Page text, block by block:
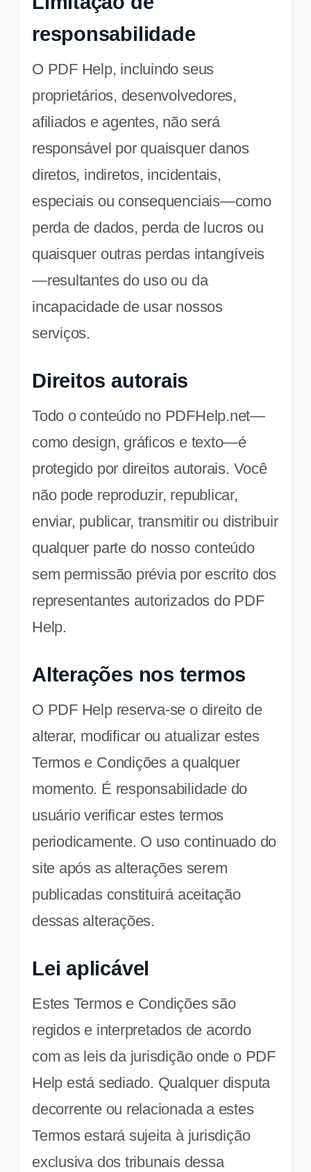
responsabilidade
O PDF Help, incluindo seus
proprietários, desenvolvedores,
afiliados e agentes, não será
responsável por quaisquer danos
diretos, indiretos, incidentais,
especiais ou consequenciais—como
perda de dados, perda de lucros ou
quaisquer outras perdas intangíveis
—resultantes do uso ou da
incapacidade de usar nossos
serviços.
Direitos autorais
Todo o conteúdo no PDFHelp.net—
como design, gráficos e texto—é
protegido por direitos autorais. Você
não pode reproduzir, republicar,
enviar, publicar, transmitir ou distribuir
qualquer parte do nosso conteúdo
sem permissão prévia por escrito dos
representantes autorizados do PDF
Help.
Alterações nos termos
O PDF Help reserva-se o direito de
alterar, modificar ou atualizar estes
Termos e Condições a qualquer
momento. É responsabilidade do
usuário verificar estes termos
periodicamente. O uso continuado do
site após as alterações serem
publicadas constituirá aceitação
dessas alterações.
Lei aplicável
Estes Termos e Condições são
regidos e interpretados de acordo
com as leis da jurisdição onde o PDF
Help está sediado. Qualquer disputa
decorrente ou relacionada a estes
Termos estará sujeita à jurisdição
exclusiva dos tribunais dessa